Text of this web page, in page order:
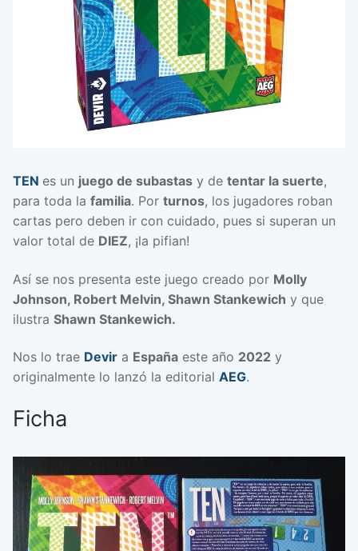
TEN es un juego de subastas y de tentar la suerte,
para toda la familia. Por turnos, los jugadores roban
cartas pero deben ir con cuidado, pues si superan un
valor total de DIEZ, ¡la pifian!
Así se nos presenta este juego creado por Molly
Johnson, Robert Melvin, Shawn Stankewich y que
ilustra Shawn Stankewich.
Nos lo trae Devir a España este año 2022 y
originalmente lo lanzó la editorial AEG.
Ficha